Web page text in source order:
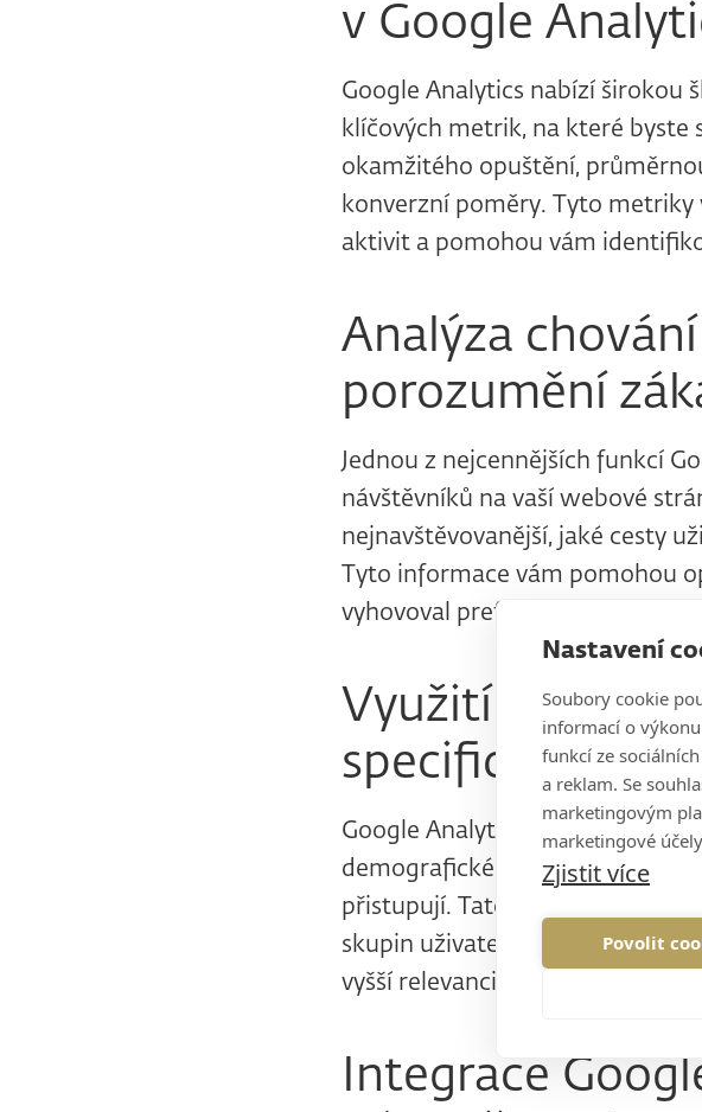
Nastavení
Soubory cookie
informací o
funkcí ze
a reklam. Se
marketingovým
marketingové
Zjistit více
Povolit
v Google
Google Analytics nabízí širokou
klíčových metrik, na které
okamžitého opuštění,
konverzní poměry. Tyto
aktivit a pomohou vám
Analýza
porozumění
Jednou z nejcennějších funkcí
návštěvníků na vaší webové
nejnavštěvovanější, jaké cesty
Tyto informace vám pomohou
vyhovoval preferencím vašich
Využití
specifické
Google Analytics umožňuje
demografické údaje,
přistupují. Tato segmentace
skupin uživatelů a přizpůsobit
vyšší relevanci a lepším
Integrace